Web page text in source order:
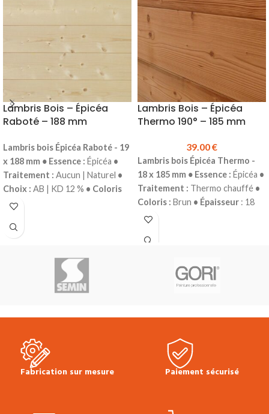
En savoir plus sur la peinture
Nous disposons d'une
machine à teinter
N'hésitez pas à nous
consulter.
€ le litre
En savoir plus sur la peinture
GORI
Nous disposons d'une
machine à teinter
N'hésitez pas à nous
consulter.
Lambris Bois – Épicéa
Raboté – 188 mm
Lambris bois Épicéa Raboté - 19
x 188 mm • Essence : Épicéa •
Traitement : Aucun | Naturel •
Choix : AB | KD 12 % • Coloris
Blanc
Selon arrivage
Conditionnement :Botte de 5
• Vendu à la botte
Sur demande
muraux ou plafonds.
Lambris Bois – Épicéa
Thermo 190° – 185 mm
39.00€
Lambris bois Épicéa Thermo -
18 x 185 mm • Essence : Épicéa •
Traitement : Thermo chauffé •
Coloris : Brun • Épaisseur : 18
mm
Grain d'Orge
Prix TTC au m² :
Vendu à la botteLe lambris bois
chaleureux et convivial.
contractuelles
Fabrication sur mesure Paiement sécurisé